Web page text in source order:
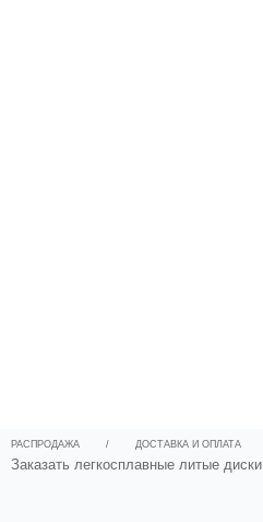
РАСПРОДАЖА / ДОСТАВКА И ОПЛАТА
Заказать легкосплавные литые диски